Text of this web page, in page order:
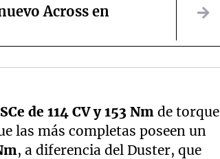
Across en
de 114 CV y 153 Nmde torque
las más completas poseen un
, a diferencia del Duster, que